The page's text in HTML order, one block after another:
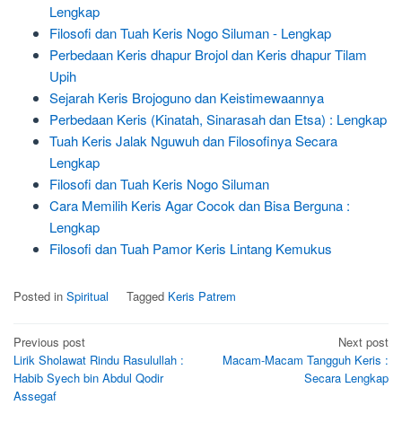
Lengkap
Filosofi dan Tuah Keris Nogo Siluman - Lengkap
Perbedaan Keris dhapur Brojol dan Keris dhapur Tilam
Upih
Sejarah Keris Brojoguno dan Keistimewaannya
Perbedaan Keris (Kinatah, Sinarasah dan Etsa) : Lengkap
Tuah Keris Jalak Nguwuh dan Filosofinya Secara
Lengkap
Filosofi dan Tuah Keris Nogo Siluman
Cara Memilih Keris Agar Cocok dan Bisa Berguna :
Lengkap
Filosofi dan Tuah Pamor Keris Lintang Kemukus
Posted in Spiritual Tagged Keris Patrem
Post
navigation
Previous post
Lirik Sholawat Rindu Rasulullah :
Habib Syech bin Abdul Qodir
Assegaf
Next post
Macam-Macam Tangguh Keris :
Secara Lengkap